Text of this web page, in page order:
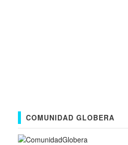
COMUNIDAD GLOBERA